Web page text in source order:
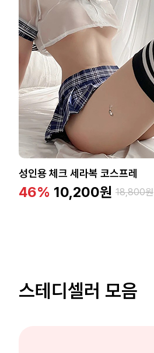
성인용 체크 세라복 코스프레
46% 10,200원 18,800원
스테디셀러 모음